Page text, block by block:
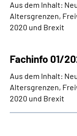
Über uns & Presse
Language
Aus dem Inhalt:
Altersgrenzen,
2020 und Brexit
Fachinfo 01/
Aus dem Inhalt:
Altersgrenzen,
2020 und Brexit